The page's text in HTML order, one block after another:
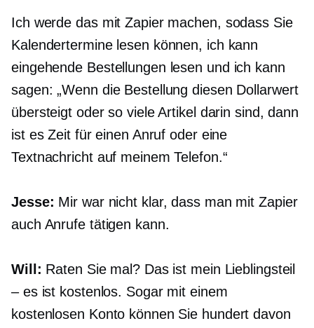
Ich werde das mit Zapier machen, sodass Sie
Kalendertermine lesen können, ich kann
eingehende Bestellungen lesen und ich kann
sagen: „Wenn die Bestellung diesen Dollarwert
übersteigt oder so viele Artikel darin sind, dann
ist es Zeit für einen Anruf oder eine
Textnachricht auf meinem Telefon.“
Jesse: Mir war nicht klar, dass man mit Zapier
auch Anrufe tätigen kann.
Will: Raten Sie mal? Das ist mein Lieblingsteil
– es ist kostenlos. Sogar mit einem
kostenlosen Konto können Sie hundert davon